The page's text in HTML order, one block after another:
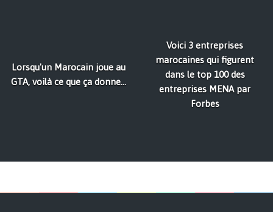
Lorsqu'un Marocain joue au
GTA, voilà ce que ça donne...
Voici 3 entreprises
marocaines qui figurent
dans le top 100 des
entreprises MENA par
Forbes